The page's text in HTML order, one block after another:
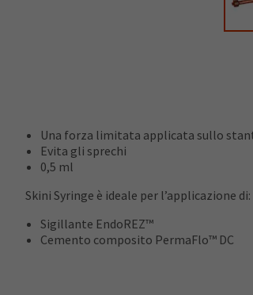
Una forza limitata applicata sullo
Evita gli sprechi
0,5 ml
Skini Syringe è ideale per l’applicazione di:
Sigillante EndoREZ™
Cemento composito PermaFlo™ DC